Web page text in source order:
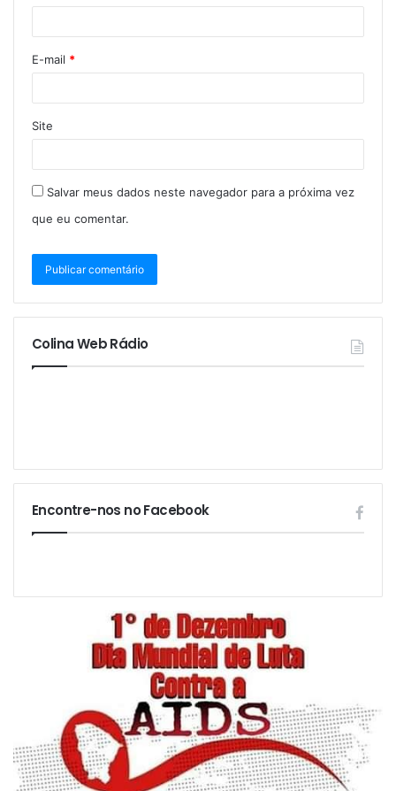
E-mail *
Site
Salvar meus dados neste navegador para a próxima vez
que eu comentar.
Colina Web Rádio
Encontre-nos no Facebook